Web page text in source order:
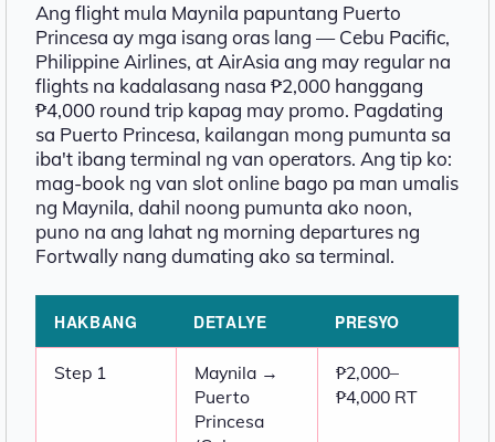
Ang flight mula Maynila papuntang Puerto
Princesa ay mga isang oras lang — Cebu Pacific,
Philippine Airlines, at AirAsia ang may regular na
flights na kadalasang nasa ₱2,000 hanggang
₱4,000 round trip kapag may promo. Pagdating
sa Puerto Princesa, kailangan mong pumunta sa
iba't ibang terminal ng van operators. Ang tip ko:
mag-book ng van slot online bago pa man umalis
ng Maynila, dahil noong pumunta ako noon,
puno na ang lahat ng morning departures ng
Fortwally nang dumating ako sa terminal.
HAKBANG DETALYE PRESYO
Step 1
Maynila →
Puerto
Princesa
₱2,000–
₱4,000 RT